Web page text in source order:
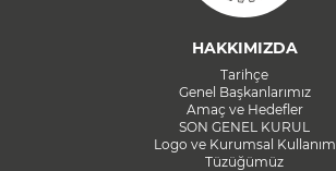
HAKKIMIZDA
Tarihçe
Genel Başkanlarımız
Amaç ve Hedefler
SON GENEL KURUL
Logo ve Kurumsal Kullanım
Tüzüğümüz